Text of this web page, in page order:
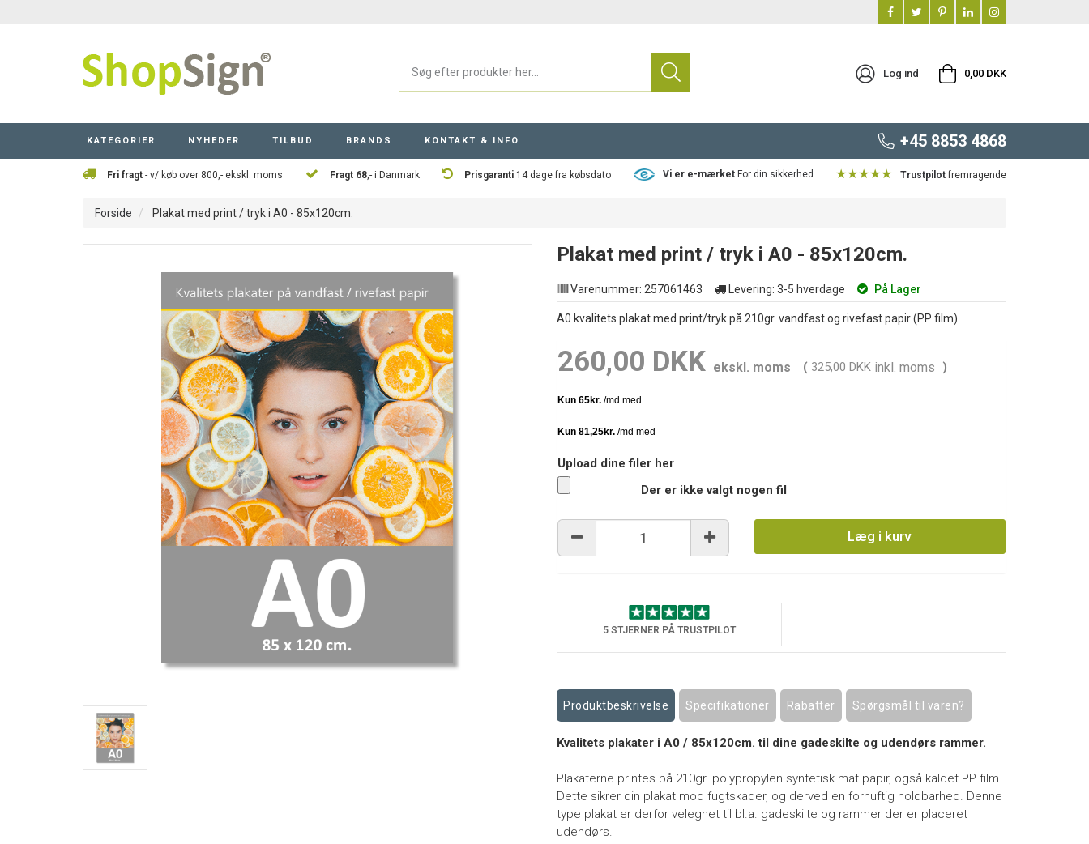
Log ind 0,00 DKK
KATEGORIER NYHEDER TILBUD BRANDS KONTAKT & INFO +45 8853 4868
Fri fragt - v/ køb over 800,- ekskl. moms Fragt 68,- i Danmark Prisgaranti 14 dage fra købsdato Vi er e-mærketFor din sikkerhed ★★★★★ Trustpilotfremragende
Forside Plakat med print / tryk i A0 - 85x120cm.
Plakat med print / tryk i A0 - 85x120cm.
Varenummer: 257061463 Levering: 3-5 hverdage På Lager
A0 kvalitets plakat med print/tryk på 210gr. vandfast og rivefast papir (PP film)
260,00 DKK ekskl. moms ( 325,00 DKK inkl. moms )
Upload dine filer her
Der er ikke valgt nogen fil
Læg i kurv
5 STJERNER PÅ TRUSTPILOT
Produktbeskrivelse Specifikationer Rabatter Spørgsmål til varen?
Kvalitets plakater i A0 / 85x120cm. til dine gadeskilte og udendørs rammer.
Plakaterne printes på 210gr. polypropylen syntetisk mat papir, også kaldet PP film.
Dette sikrer din plakat mod fugtskader, og derved en fornuftig holdbarhed. Denne
type plakat er derfor velegnet til bl.a. gadeskilte og rammer der er placeret
udendørs.